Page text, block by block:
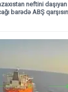
neftini
barədə ABŞ